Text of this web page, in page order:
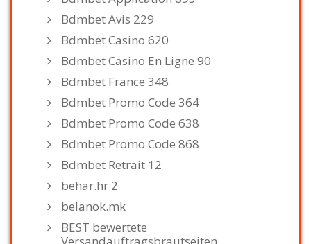
Bdmbet Avis 229
Bdmbet Casino 620
Bdmbet Casino En Ligne 90
Bdmbet France 348
Bdmbet Promo Code 364
Bdmbet Promo Code 638
Bdmbet Promo Code 868
Bdmbet Retrait 12
behar.hr 2
belanok.mk
BEST bewertete